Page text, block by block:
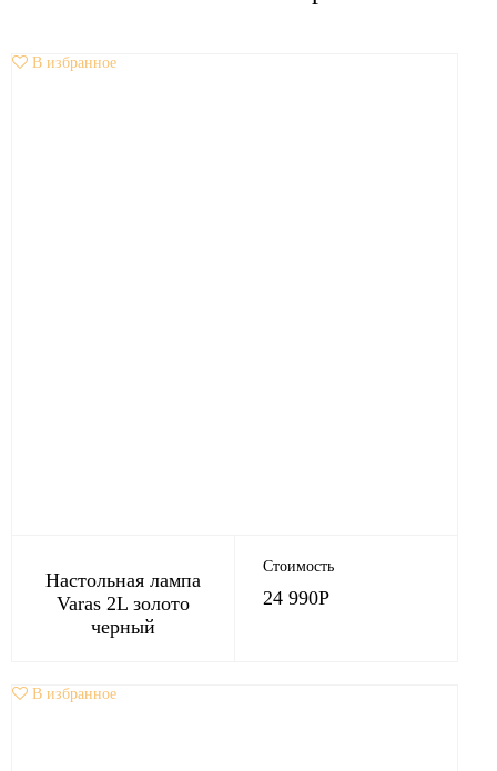
В избранное
Настольная лампа
Varas 2L золото
черный
Стоимость
24 990Р
В избранное